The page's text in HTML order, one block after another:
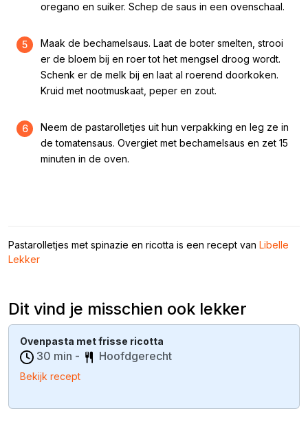
oregano en suiker. Schep de saus in een ovenschaal.
5
Maak de bechamelsaus. Laat de boter smelten, strooi
er de bloem bij en roer tot het mengsel droog wordt.
Schenk er de melk bij en laat al roerend doorkoken.
Kruid met nootmuskaat, peper en zout.
6
Neem de pastarolletjes uit hun verpakking en leg ze in
de tomatensaus. Overgiet met bechamelsaus en zet 15
minuten in de oven.
Pastarolletjes met spinazie en ricotta is een recept van Libelle
Lekker
Dit vind je misschien ook lekker
Ovenpasta met frisse ricotta
30 min - Hoofdgerecht
Bekijk recept